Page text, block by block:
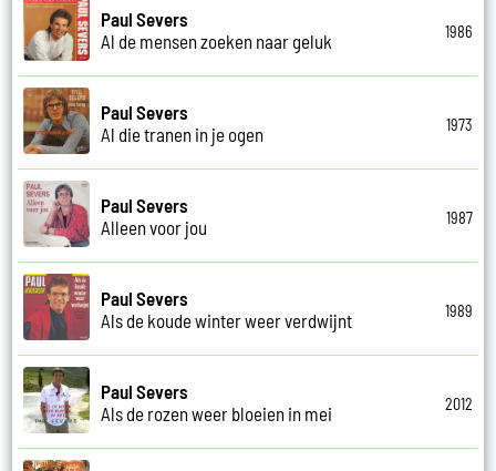
Paul Severs
Al de mensen zoeken naar geluk
1986
Paul Severs
Al die tranen in je ogen
1973
Paul Severs
Alleen voor jou
1987
Paul Severs
Als de koude winter weer verdwijnt
1989
Paul Severs
Als de rozen weer bloeien in mei
2012